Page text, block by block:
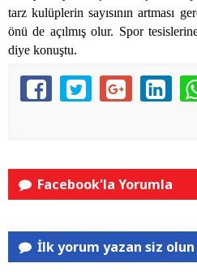
tarz kulüplerin sayısının artması
önü de açılmış olur. Spor
diye konuştu.
Facebook'la Yorumla
İlk yorum yazan siz olun